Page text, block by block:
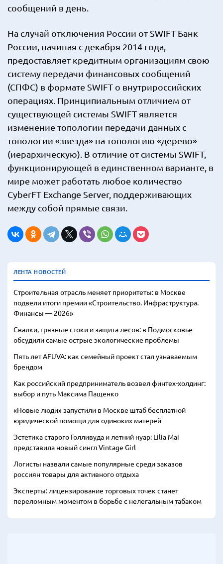
сообщений в день.
На случай отключения России от SWIFT Банк
России, начиная с декабря 2014 года,
предоставляет кредитным организациям свою
систему передачи финансовых сообщений
(СПФС) в формате SWIFT о внутрироссийских
операциях. Принципиальным отличием от
существующей системы SWIFT является
изменение топологии передачи данных с
топологии «звезда» на топологию «дерево»
(иерархическую). В отличие от системы SWIFT,
функционирующей в единственном варианте, в
мире может работать любое количество
CyberFT Exchange Server, поддерживающих
между собой прямые связи.
ЛЕНТА НОВОСТЕЙ
Строительная отрасль меняет приоритеты: в Москве
подвели итоги премии «Строительство. Инфраструктура.
Финансы — 2026»
Свалки, грязные стоки и защита лесов: в Подмосковье
обсудили самые острые экологические проблемы
Пять лет AFUVA: как семейный проект стал узнаваемым
брендом
Как российский предприниматель возвел финтех-холдинг:
выбор и путь Максима Пащенко
«Новые люди» запустили в Москве штаб бесплатной
юридической помощи для одиноких матерей
Эстетика старого Голливуда и летний нуар: Lilia Mai
представила новый сингл Vintage Girl
Логисты назвали самые популярные среди заказов
россиян товары для активного отдыха
Эксперты: лицензирование торговых точек станет
переломным моментом в борьбе с нелегальным табаком